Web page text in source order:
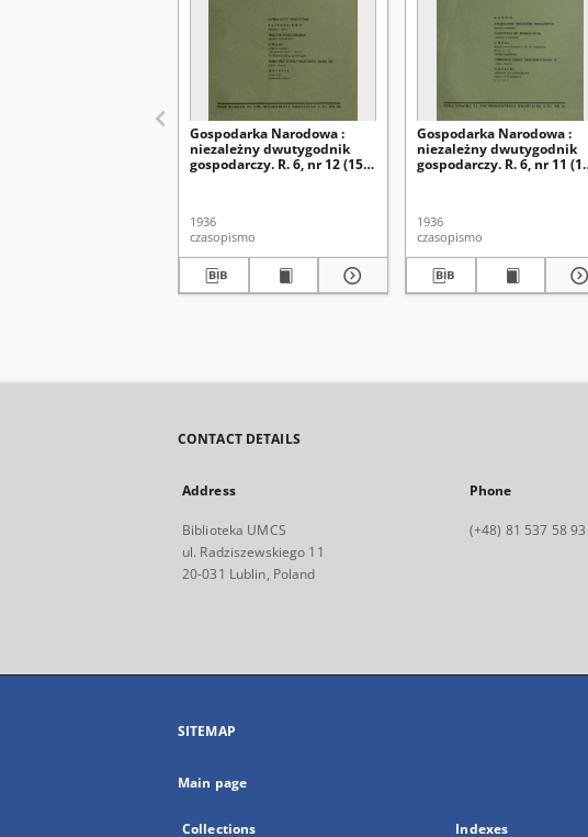
Gospodarka Narodowa :
niezależny dwutygodnik
gospodarczy. R. 6, nr 12 (15
1936
czasopismo
Gospodarka Narodowa :
niezależny dwutygodnik
gospodarczy. R. 6, nr 11 (1
1936
czasopismo
CONTACT DETAILS
Address
Biblioteka UMCS
ul. Radziszewskiego 11
20-031 Lublin, Poland
Phone
(+48) 81 537 58 93
SITEMAP
Main page
Collections Indexes